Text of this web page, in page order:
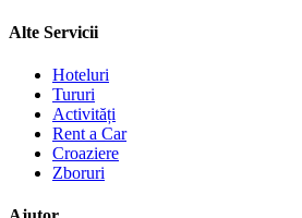
Alte Servicii
Hoteluri
Tururi
Activități
Rent a Car
Croaziere
Zboruri